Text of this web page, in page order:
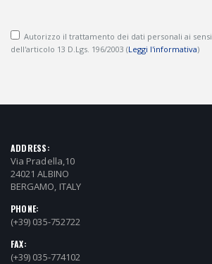
Autorizzo il trattamento dei dati personali ai sensi
dell'articolo 13 D.Lgs. 196/2003 (Leggi l'informativa)
ADDRESS:
Via Pradella,10
24021 ALBINO
BERGAMO, ITALY
PHONE:
(+39) 035-752722
FAX:
(+39) 035-774102